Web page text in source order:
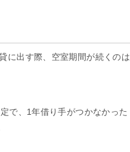
に出す際、空室期間が続くのは
で、1年借り手がつかなかった